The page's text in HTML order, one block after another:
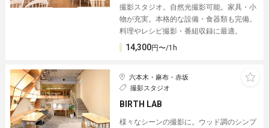
撮影スタジオ。自然光撮影可能。家具・小
物が充実。本格的な設備・食器類も完備。
料理やレシピ撮影・番組収録に最適。
14,300円〜/1h
六本木・麻布・赤坂
撮影スタジオ
BIRTH LAB
様々なシーンの撮影に。ウッド調のシンプ